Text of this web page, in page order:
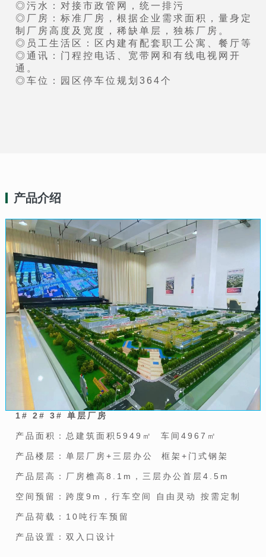
◎污水：对接市政管网，统一排污
◎厂房：标准厂房，根据企业需求面积，量身定
制厂房高度及宽度，稀缺单层，独栋厂房。
◎员工生活区：区内建有配套职工公寓、餐厅等
◎通讯：门程控电话、宽带网和有线电视网开
通。
◎车位：园区停车位规划364个
产品介绍
1# 2# 3# 单层厂房
产品面积：总建筑面积5949㎡ 车间4967㎡
产品楼层：单层厂房+三层办公 框架+门式钢架
产品层高：厂房檐高8.1m，三层办公首层4.5m
空间预留：跨度9m，行车空间 自由灵动 按需定制
产品荷载：10吨行车预留
产品设置：双入口设计